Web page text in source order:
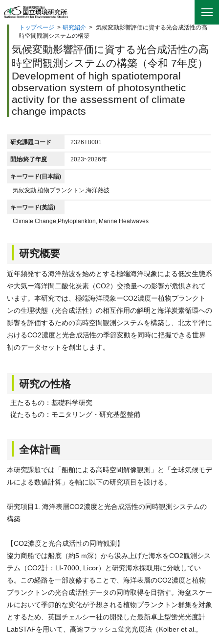
トップページ > 研究紹介 > 気候変動影響評価に資する光合成活性の高
時空間観測システムの構築
気候変動影響評価に資する光合成活性の高
時空間観測システムの構築（令和 7年度）
Development of high spatiotemporal
observation system of photosynthetic
activity for the assessment of climate
change impacts
研究課題コード 2326TB001
開始/終了年度 2023~2026年
キーワード(日本語)
気候変動,植物プランクトン,海洋熱波
キーワード(英語)
Climate Change,Phytoplankton, Marine Heatwaves
研究概要
近年頻発する海洋熱波を始めとする極端海洋現象による低次生態系
や大気ー海洋間二酸化炭素（CO2）交換量への影響が危惧されて
います。本研究では、極端海洋現象ーCO2濃度ー植物プランクト
ンの生理状態（光合成活性）の相互作用の解明と海洋炭素循環への
影響を評価するための高時空間観測システムを構築し、北太平洋に
おけるCO2濃度と光合成活性の季節変動を同時に把握できる世界
初のデータセットを創出します。
研究の性格
主たるもの：基礎科学研究
従たるもの：モニタリング・研究基盤整備
全体計画
本研究課題では「船舶による高時空間解像観測」と「全球気候モデ
ルによる数値計算」を軸に以下の研究項目を設ける。
研究項目1. 海洋表層CO2濃度と光合成活性の同時観測システムの
構築
【CO2濃度と光合成活性の同時観測】
協力商船では船底（約5 m深）から汲み上げた海水をCO2観測シス
テム（CO2計：LI-7000, Licor）と研究海水採取用に分岐してい
る。この経路を一部改修することで、海洋表層のCO2濃度と植物
プランクトンの光合成活性データの同時取得を目指す。海盆スケー
ルにおいて季節的な変化が予想される植物プランクトン群集を対象
とするため、英国チェルシー社の開発した最新卓上型蛍光光度計
LabSTAFを用いて、高速フラッシュ蛍光光度法（Kolber et al.,